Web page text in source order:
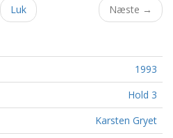
Luk Næste →
1993
Hold 3
Karsten Gryet